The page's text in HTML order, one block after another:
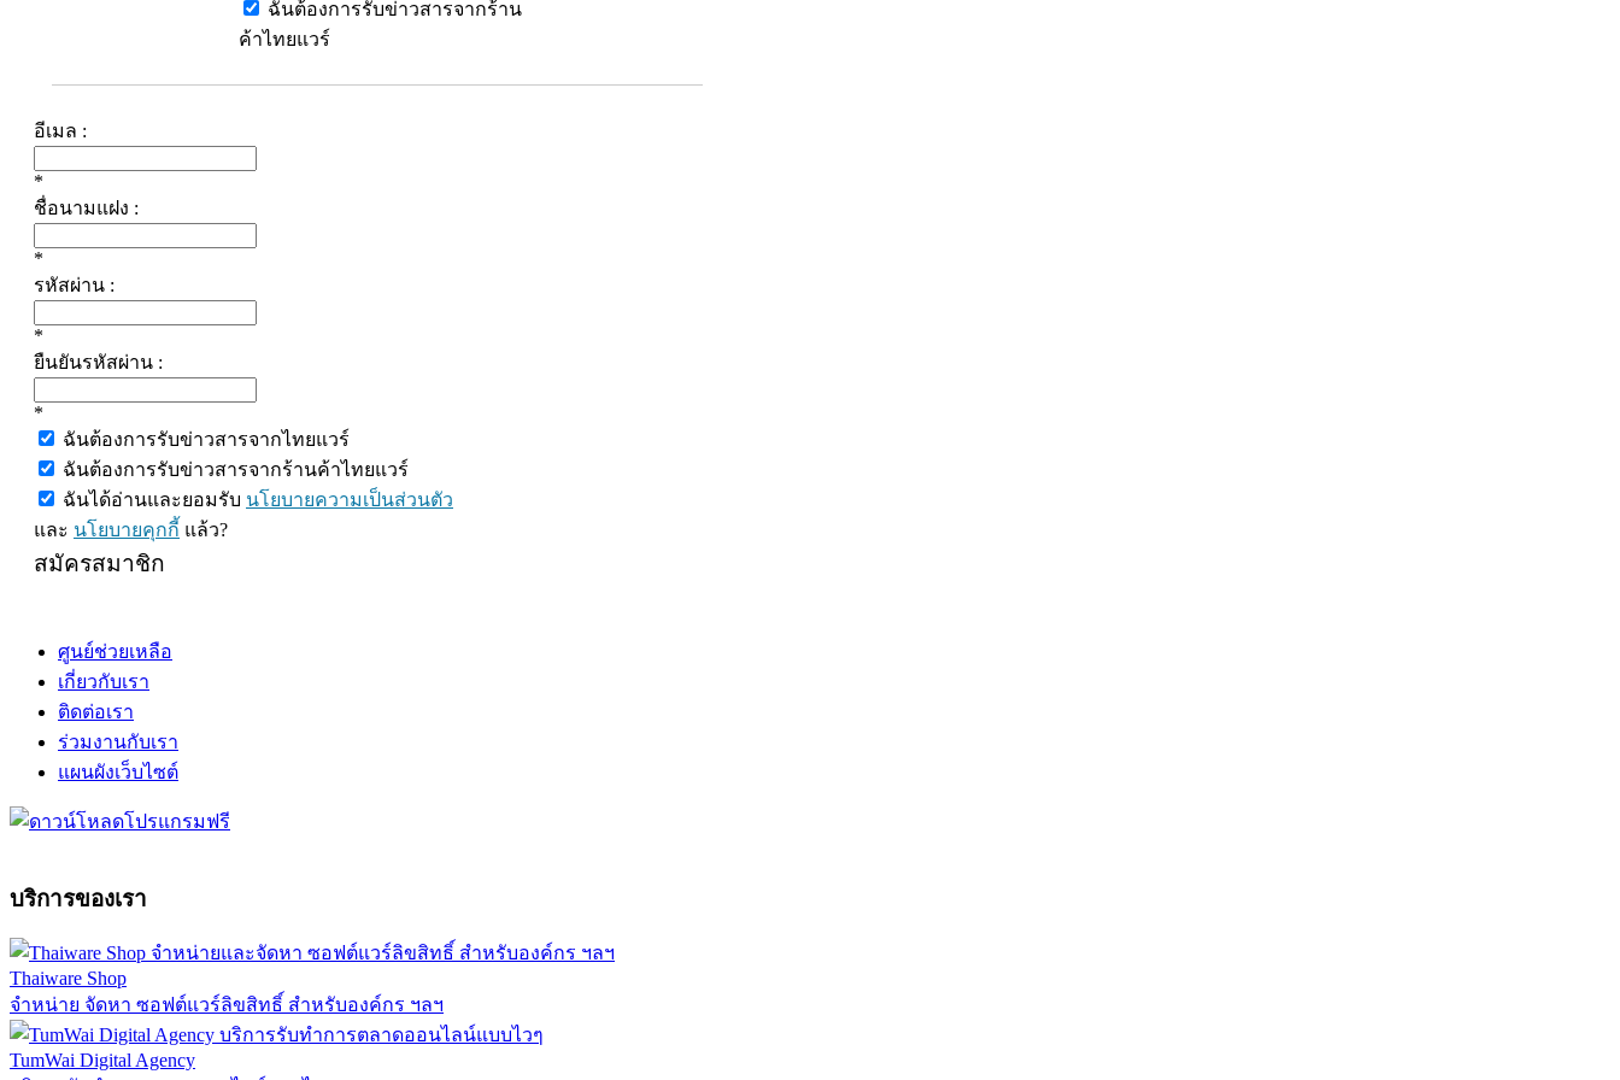
ฉันต้องการรับข่าวสารจากร้าน
ค้าไทยแวร์
อีเมล :
*
ชื่อนามแฝง :
*
รหัสผ่าน :
*
ยืนยันรหัสผ่าน :
*
ฉันต้องการรับข่าวสารจากไทยแวร์
ฉันต้องการรับข่าวสารจากร้านค้าไทยแวร์
ฉันได้อ่านและยอมรับ นโยบายความเป็นส่วนตัว
และ นโยบายคุกกี้ แล้ว?
สมัครสมาชิก
ศูนย์ช่วยเหลือ
เกี่ยวกับเรา
ติดต่อเรา
ร่วมงานกับเรา
แผนผังเว็บไซต์
บริการของเรา
Thaiware Shop
จำหน่าย จัดหา ซอฟต์แวร์ลิขสิทธิ์ สำหรับองค์กร ฯลฯ
TumWai Digital Agency